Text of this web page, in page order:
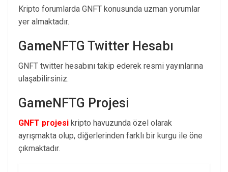
Kripto forumlarda GNFT konusunda uzman yorumlar
yer almaktadır.
GameNFTG Twitter Hesabı
GNFT twitter hesabını takip ederek resmi yayınlarına
ulaşabilirsiniz.
GameNFTG Projesi
GNFT projesi kripto havuzunda özel olarak
ayrışmakta olup, diğerlerinden farklı bir kurgu ile öne
çıkmaktadır.